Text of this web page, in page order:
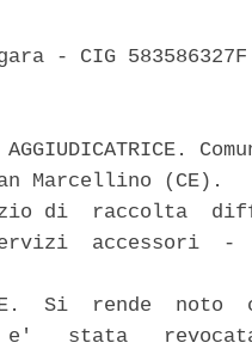
- CIG 583586327F
Marcellino (CE).
di  raccolta
accessori  -
Si  rende  noto
e'   stata